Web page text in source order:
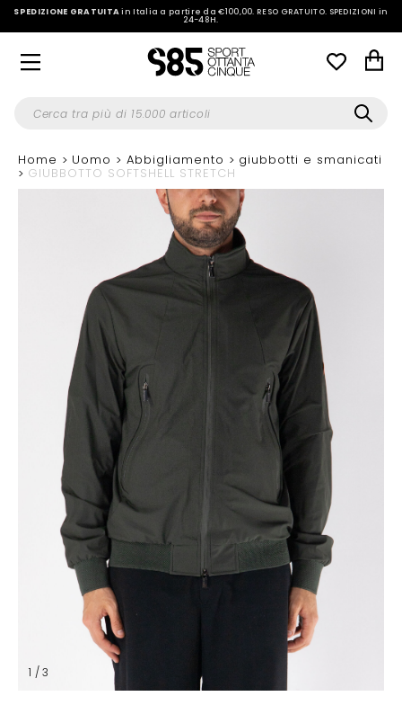
SPEDIZIONE GRATUITAin Italia a partire da €100,00.RESO GRATUITO. SPEDIZIONI in
24-48H.
Home Uomo Abbigliamento giubbotti e smanicati
GIUBBOTTO SOFTSHELL STRETCH
1 / 3